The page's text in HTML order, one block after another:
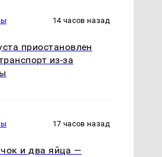
14 часов назад
приостановлен
из-за
17 часов назад
и два яйца —